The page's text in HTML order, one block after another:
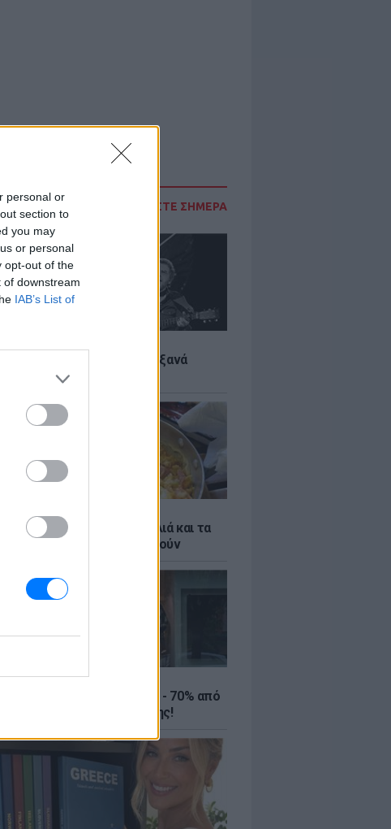
personal or
section to
you may
or personal
opt-out of the
of downstream
IAB’s List of
ΔΙΑΒΑΣΤΕ ΣΗΜΕΡΑ
hit wonders που έγιναν ξανά
από… ατύχημα
γιαούρτι: Μία κουταλιά και τα
eggs θα απογειωθούν
εκπτώσεις έως - 70% από
μεγαλύτερα eshops ένδυσης!
στις 11:19 μμ PDT